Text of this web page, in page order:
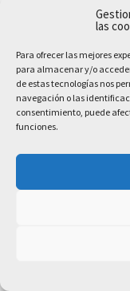
las
Para ofrecer las mejores
para almacenar y/o
de estas tecnologías nos
navegación o las
consentimiento, puede
funciones.
Un folleto
niños
alumnos
FITUR 2019
El folleto
Nuestra
Como cada